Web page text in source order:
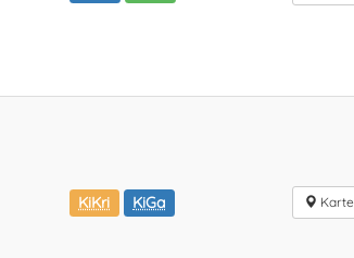
KiKri KiGa Karte